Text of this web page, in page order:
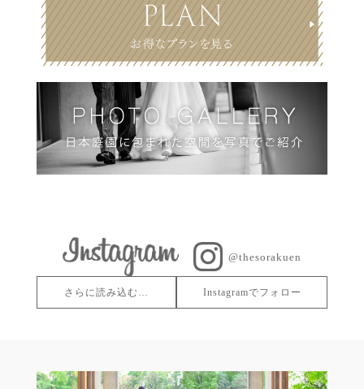
@thesorakuen
さらに読み込む… Instagramでフォロー